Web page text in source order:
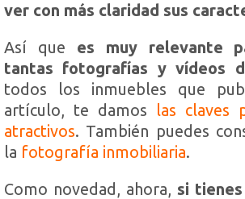
ver con más claridad sus
Así que es muy relevante
tantas fotografías y vídeos
todos los inmuebles que
artículo, te damos las claves
atractivos. También puedes
la fotografía inmobiliaria.
Como novedad, ahora, si